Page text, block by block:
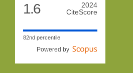
1.6
2024
CiteScore
82nd percentile
Powered by